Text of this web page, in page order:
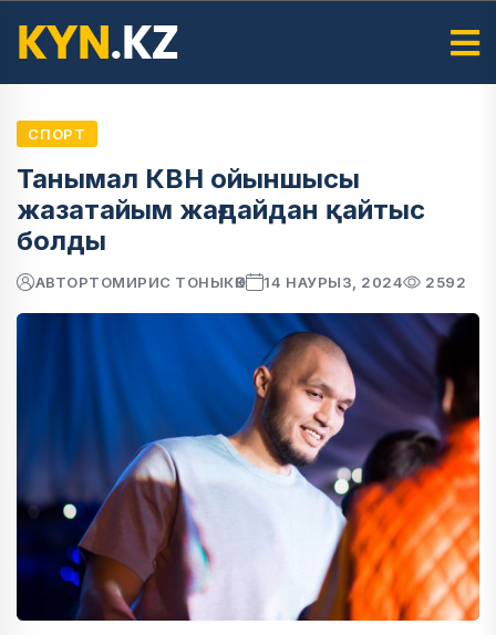
СПОРТ
Танымал КВН ойыншысы
жазатайым жағдайдан қайтыс
болды
АВТОРТОМИРИС ТОНЫКӨК 14 НАУРЫЗ, 2024 2592